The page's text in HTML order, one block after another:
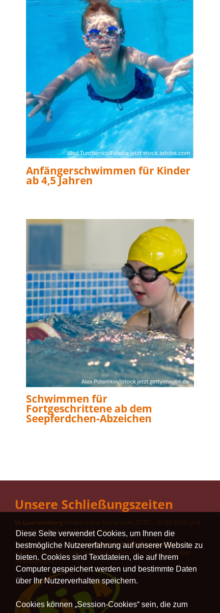
Diese Seite verwendet Cookies, um Ihnen die
bestmögliche Nutzererfahrung auf unserer Website zu
bieten. Cookies sind Textdateien, die auf Ihrem
Computer gespeichert werden und bestimmte Daten
über Ihr Nutzerverhalten speichern.
Cookies können „Session-Cookies“ sein, die zum
Anfängerschwimmen für Kinder
ab 4,5 Jahren
Schwimmen für
Fortgeschrittene ab dem
Seepferdchen-Abzeichen
Unsere Schließungszeiten
In Laurensberg finden keine Kurse vom 27.07. - 21.08.2026 und
vom 24.12.2026 - 03.01.2027 statt.
Bitte beachten Sie diegesonderten Schließungszeitenan
unseren Außenstandorten diese finden Sie oben unter: Über
uns/Standort